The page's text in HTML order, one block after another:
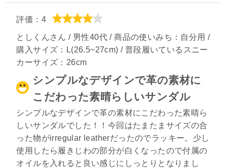
評価：4
としくんさん / 男性40代 / 商品の使いみち：自分用 /
購入サイズ：L(26.5~27cm) / 普段履いているスニー
カーサイズ：26cm
シンプルなデザインで革の素材に
こだわった素晴らしいサンダル
シンプルなデザインで革の素材にこだわった素晴ら
しいサンダルでした！！今回はたまたまサイズの合
った物がirregular leatherだったのでラッキー。少し
使用したら履きじわの部分が白くなったので付属の
オイルを入れると良い感じにしっとりとなりまし